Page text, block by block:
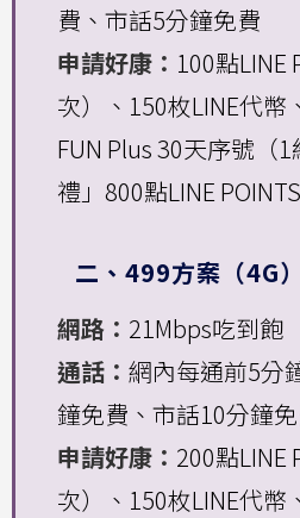
費、市話5分鐘免費
申請好康： 100點LINE
次）、150枚LINE代幣
FUN Plus 30天序號（
禮」800點LINE
二、499方案（4G）
網路： 21Mbps吃到飽
通話： 網內每通前5分
鐘免費、市話10分鐘
申請好康： 200點LINE
次）、150枚LINE代幣